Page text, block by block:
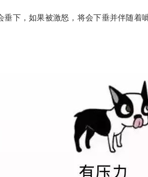
下，如果被激怒，将会下垂并伴随着